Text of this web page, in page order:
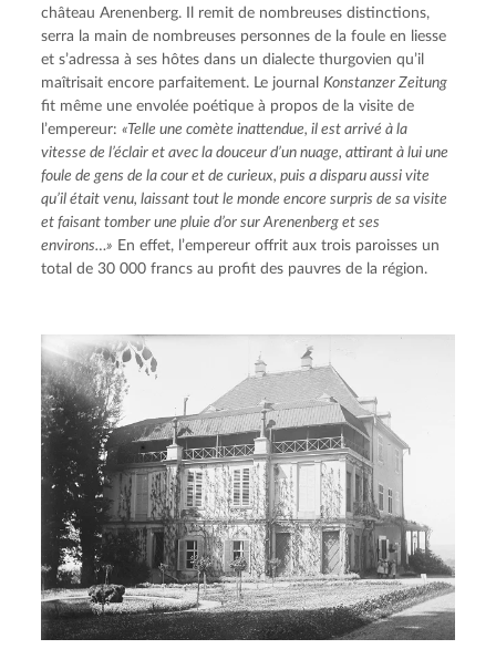
château Arenenberg. Il remit de nombreuses distinctions,
serra la main de nombreuses personnes de la foule en liesse
et s’adressa à ses hôtes dans un dialecte thurgovien qu’il
maîtrisait encore parfaitement. Le journal Konstanzer Zeitung
fit même une envolée poétique à propos de la visite de
l’empereur: «Telle une comète inattendue, il est arrivé à la
vitesse de l’éclair et avec la douceur d’un nuage, attirant à lui une
foule de gens de la cour et de curieux, puis a disparu aussi vite
qu’il était venu, laissant tout le monde encore surpris de sa visite
et faisant tomber une pluie d’or sur Arenenberg et ses
environs…» En effet, l’empereur offrit aux trois paroisses un
total de 30 000 francs au profit des pauvres de la région.